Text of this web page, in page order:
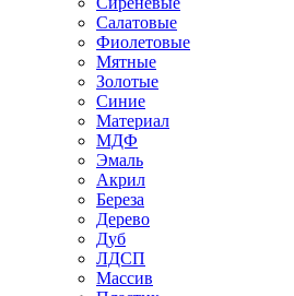
Салатовые
Фиолетовые
Мятные
Золотые
Синие
Материал
МДФ
Эмаль
Акрил
Береза
Дерево
Дуб
ЛДСП
Массив